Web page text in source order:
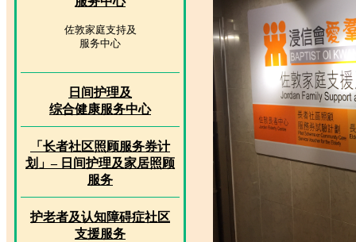
佐敦家庭支持及
服务中心
日间护理及
综合健康服务中心
「长者社区照顾服务券计
划」– 日间护理及家居照顾
服务
护老者及认知障碍症社区
支援服务